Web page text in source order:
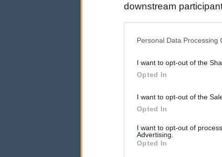
downstream
us to third parties on
Personal Data Processing
I want to opt-out of the
Opted In
I want to opt-out of the
Opted In
I want to opt-out of
Advertising.
Opted In